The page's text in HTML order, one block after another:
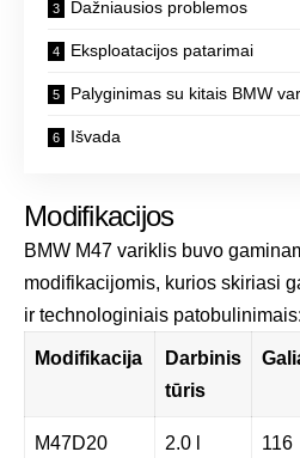
Dažniausios problemos
Eksploatacijos patarimai
Palyginimas su kitais BMW
Išvada
Modifikacijos
BMW M47 variklis buvo
modifikacijomis, kurios skiriasi
ir technologiniais patobulinimais:
Modifikacija
Darbinis
tūris
M47D20 2.0 l
116